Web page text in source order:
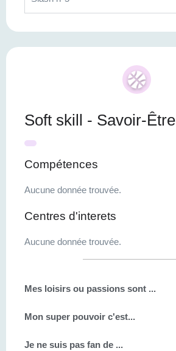
Soft skill - Savoir-Être
Compétences
Aucune donnée trouvée.
Centres d'interets
Aucune donnée trouvée.
Mes loisirs ou passions sont ...
Mon super pouvoir c'est...
Je ne suis pas fan de ...